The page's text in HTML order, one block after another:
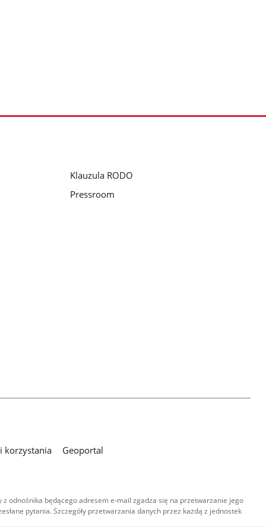
Klauzula RODO
Pressroom
korzystania Geoportal
odnośnika będącego adresem e-mail zgadza się na przetwarzanie jego
pytania. Szczegóły przetwarzania danych przez każdą z jednostek